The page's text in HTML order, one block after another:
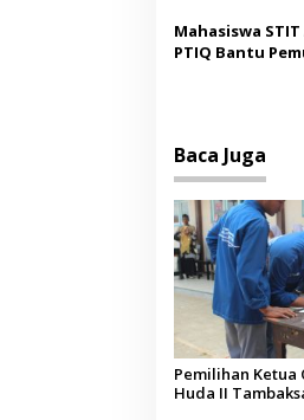
Mahasiswa
PTIQ Bantu
Baca Juga
Pemilihan Ketua
Huda II